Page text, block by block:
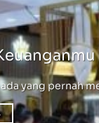
yang pernah